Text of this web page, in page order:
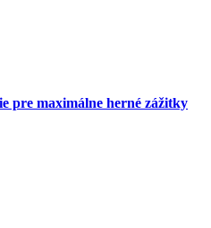
pre maximálne herné zážitky